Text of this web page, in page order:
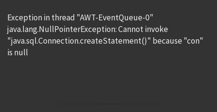
Exception in thread "AWT-EventQueue-0"
java.lang.NullPointerException: Cannot invoke
"java.sql.Connection.createStatement()" because "con"
is null